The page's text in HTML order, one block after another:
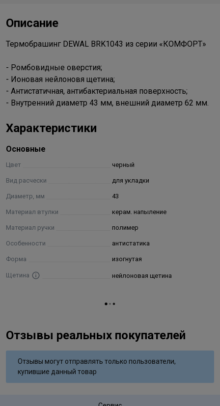
Описание
Термобрашинг DEWAL BRK1043 из серии «КОМФОРТ»
- Ромбовидные оверстия;
- Ионовая нейлоновя щетина;
- Антистатичная, антибактериальная поверхность;
- Внутренний диаметр 43 мм, внешний диаметр 62 мм.
Характеристики
Основные
Цвет черный
Вид расчески для укладки
Диаметр, мм 43
Материал втулки керам. напыление
Материал ручки полимер
Особенности антистатика
Форма изогнутая
Щетина нейлоновая щетина
Отзывы реальных покупателей
Отзывы могут отправлять только пользователи,
купившие данный товар